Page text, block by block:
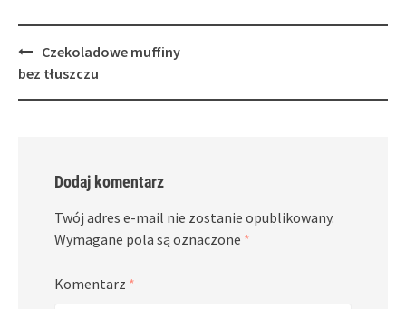
Post
navigation
Czekoladowe muffiny
bez tłuszczu
Dodaj komentarz
Twój adres e-mail nie zostanie opublikowany.
Wymagane pola są oznaczone *
Komentarz *